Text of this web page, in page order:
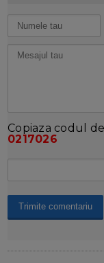
Copiaza codul
0217026